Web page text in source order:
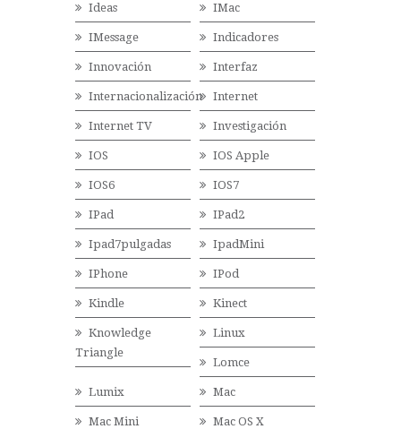
Ideas IMac
IMessage Indicadores
Innovación Interfaz
Internacionalización Internet
Internet TV Investigación
IOS IOS Apple
IOS6 IOS7
IPad IPad2
Ipad7pulgadas IpadMini
IPhone IPod
Kindle Kinect
Knowledge
Triangle
Linux
Lomce
Lumix Mac
Mac Mini Mac OS X